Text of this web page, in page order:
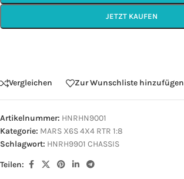
JETZT KAUFEN
Vergleichen Zur Wunschliste hinzufügen
Artikelnummer: HNRHN9001
Kategorie: MARS X6S 4X4 RTR 1:8
Schlagwort: HNRH9901 CHASSIS
Teilen: